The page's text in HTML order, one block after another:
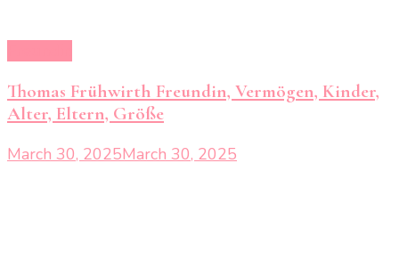
Thomas Frühwirth Freundin, Vermögen, Kinder,
Alter, Eltern, Größe
March 30, 2025March 30, 2025